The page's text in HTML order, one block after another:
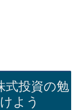
式投資の勉
よう